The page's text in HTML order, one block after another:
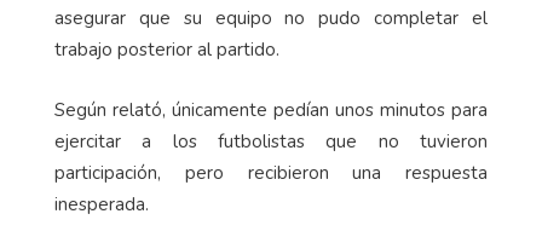
asegurar que su equipo no pudo completar el
trabajo posterior al partido.
Según relató, únicamente pedían unos minutos para
ejercitar a los futbolistas que no tuvieron
participación, pero recibieron una respuesta
inesperada.